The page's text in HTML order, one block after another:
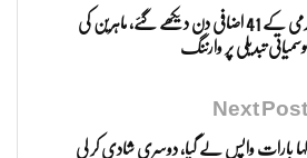
2024 میں خطرناک گرمی کے 41 اضافی دن دیکھے گئے، ماہرین کی
تبدیلی پر وارننگ
Next Post
بارات واپس لے گیا، دوسری شادی کر لی